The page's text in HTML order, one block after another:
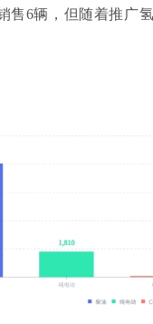
售6辆，但随着推广